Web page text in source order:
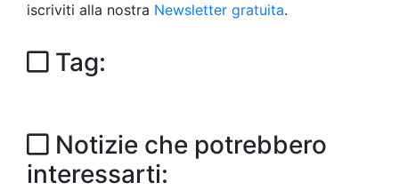
iscriviti alla nostra Newsletter gratuita.
Tag:
Notizie che potrebbero
interessarti: